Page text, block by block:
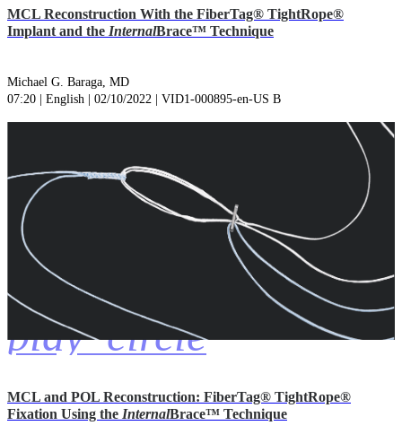
MCL Reconstruction With the FiberTag® TightRope®
Implant and the InternalBrace™ Technique
Michael G. Baraga, MD
07:20 | English | 02/10/2022 | VID1-000895-en-US B
play_circle
MCL and POL Reconstruction: FiberTag® TightRope®
Fixation Using the InternalBrace™ Technique